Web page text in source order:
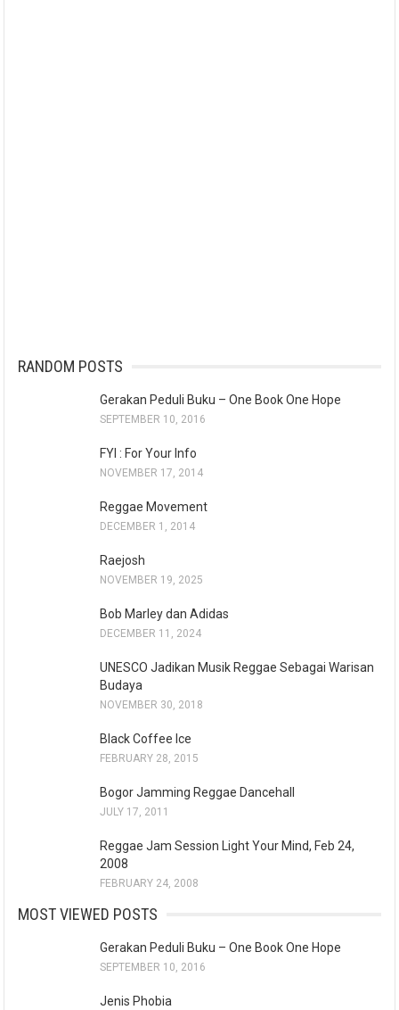
RANDOM POSTS
Gerakan Peduli Buku – One Book One Hope
SEPTEMBER 10, 2016
FYI : For Your Info
NOVEMBER 17, 2014
Reggae Movement
DECEMBER 1, 2014
Raejosh
NOVEMBER 19, 2025
Bob Marley dan Adidas
DECEMBER 11, 2024
UNESCO Jadikan Musik Reggae Sebagai Warisan
Budaya
NOVEMBER 30, 2018
Black Coffee Ice
FEBRUARY 28, 2015
Bogor Jamming Reggae Dancehall
JULY 17, 2011
Reggae Jam Session Light Your Mind, Feb 24,
2008
FEBRUARY 24, 2008
MOST VIEWED POSTS
Gerakan Peduli Buku – One Book One Hope
SEPTEMBER 10, 2016
Jenis Phobia